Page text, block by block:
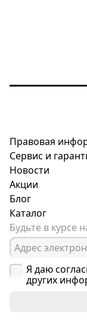
Правовая
Сервис и
Новости
Акции
Блог
Каталог
Будьте в курсе
Я даю
других